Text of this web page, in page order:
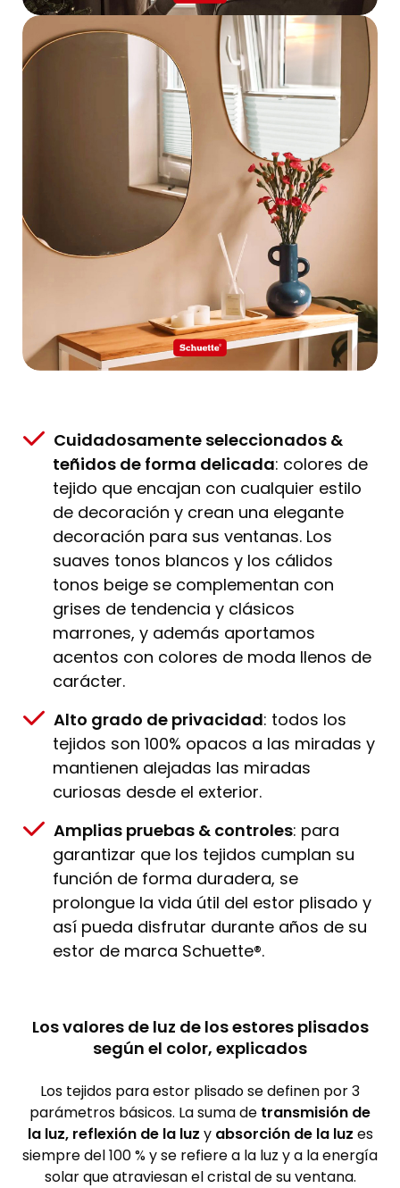
Cuidadosamente seleccionados &
teñidos de forma delicada: colores de
tejido que encajan con cualquier estilo
de decoración y crean una elegante
decoración para sus ventanas. Los
suaves tonos blancos y los cálidos
tonos beige se complementan con
grises de tendencia y clásicos
marrones, y además aportamos
acentos con colores de moda llenos de
carácter.
Alto grado de privacidad: todos los
tejidos son 100% opacos a las miradas y
mantienen alejadas las miradas
curiosas desde el exterior.
Amplias pruebas & controles: para
garantizar que los tejidos cumplan su
función de forma duradera, se
prolongue la vida útil del estor plisado y
así pueda disfrutar durante años de su
estor de marca Schuette®.
Los valores de luz de los estores plisados
según el color, explicados
Los tejidos para estor plisado se definen por 3
parámetros básicos. La suma de transmisión de
la luz, reflexión de la luz y absorción de la luz es
siempre del 100 % y se refiere a la luz y a la energía
solar que atraviesan el cristal de su ventana.